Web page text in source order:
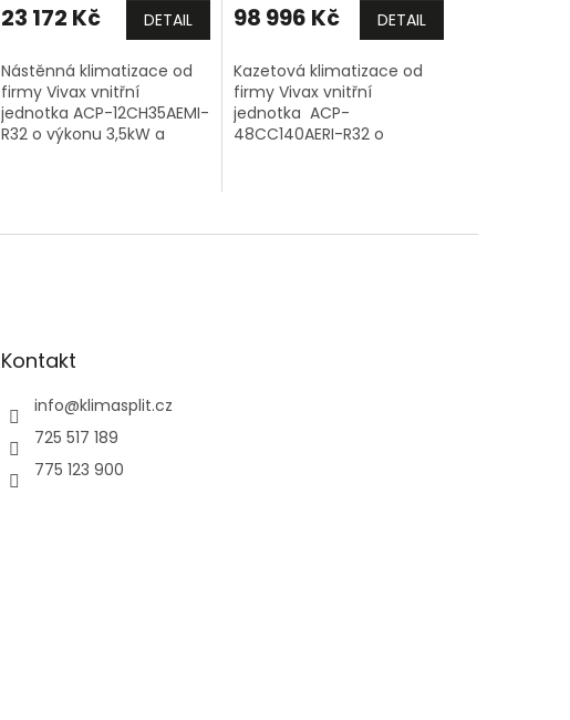
23 172 Kč DETAIL
Nástěnná klimatizace od
firmy Vivax vnitřní
jednotka ACP-12CH35AEMI-
R32 o výkonu 3,5kW a
98 996 Kč DETAIL
Kazetová klimatizace od
firmy Vivax vnitřní
jednotka ACP-
48CC140AERI-R32 o
Kontakt
info@klimasplit.cz
725 517 189
775 123 900